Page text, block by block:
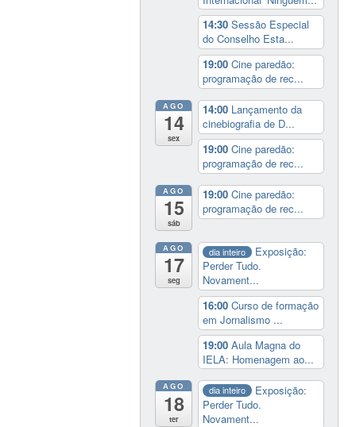
14:30Sessão Especial
do Conselho Esta...
19:00Cine paredão:
programação de rec...
AGO
14
sex
14:00 Lançamento da
cinebiografia de D...
19:00Cine paredão:
programação de rec...
AGO
15
sáb
19:00Cine paredão:
programação de rec...
AGO
17
seg
dia inteiro
Exposição:
Perder Tudo.
Novament...
16:00Curso de formação
em Jornalismo ...
19:00Aula Magna do
IELA: Homenagem ao...
AGO
18
ter
dia inteiro
Exposição:
Perder Tudo.
Novament...